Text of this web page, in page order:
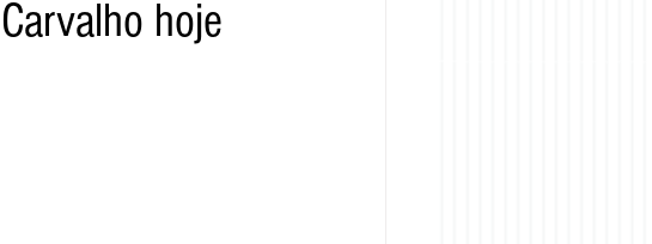
hoje